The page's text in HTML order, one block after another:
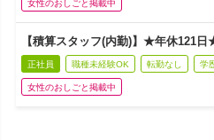
女性のおしごと掲載中
【積算スタッフ(内勤)】★年休121
正社員 職種未経験OK 転勤なし 学
女性のおしごと掲載中